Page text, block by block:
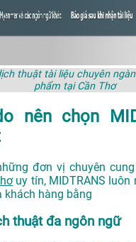
thuật tài liệu chuyên
phẩm tại Cần Thơ
nên chọn
đơn vị chuyên
uy tín, MIDTRANS luôn
khách hàng bằng
thuật đa ngôn ngữ